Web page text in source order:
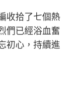
拾了七個熱
們已經浴血奮
初心，持續進